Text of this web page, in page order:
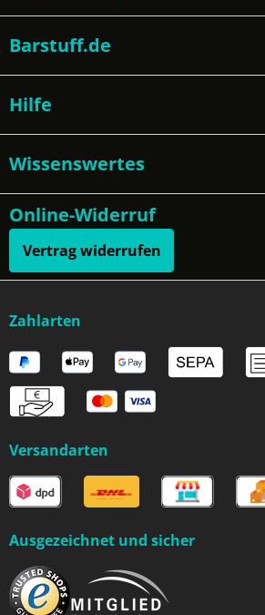
Barstuff.de
Hilfe
Wissenswertes
Online-Widerruf
Vertrag widerrufen
Zahlarten
Versandarten
Ausgezeichnet und sicher